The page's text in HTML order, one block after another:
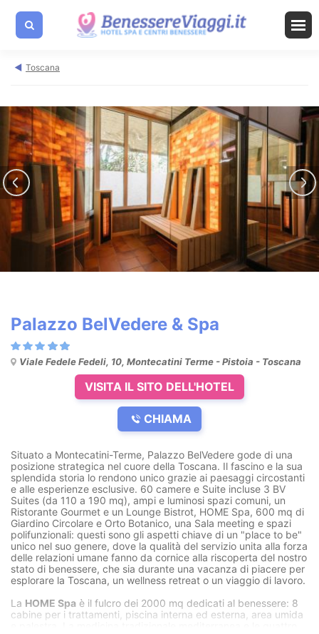
Toscana
Palazzo BelVedere & Spa
Viale Fedele Fedeli, 10, Montecatini Terme - Pistoia - Toscana
VISITA IL SITO DELL'HOTEL
CHIAMA
Situato a Montecatini-Terme, Palazzo BelVedere gode di una
posizione strategica nel cuore della Toscana. Il fascino e la sua
splendida storia lo rendono unico grazie ai paesaggi circostanti
e alle esperienze esclusive. 60 camere e Suite incluse 3 BV
Suites (da 110 a 190 mq), ampi e luminosi spazi comuni, un
Ristorante Gourmet e un Lounge Bistrot, HOME Spa, 600 mq di
Giardino Circolare e Orto Botanico, una Sala meeting e spazi
polifunzionali: questi sono gli aspetti chiave di un "place to be"
unico nel suo genere, dove la qualità del servizio unita alla forza
delle relazioni umane fanno da cornice alla riscoperta del nostro
stato di benessere, che sia durante una vacanza di piacere per
esplorare la Toscana, un wellness retreat o un viaggio di lavoro.
La HOME Spa è il fulcro dei 2000 mq dedicati al benessere: 8
cabine per i trattamenti, piscina interna ed esterna, area umida